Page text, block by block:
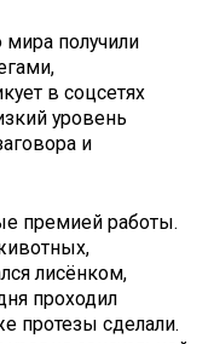
получили
в соцсетях
уровень
и
премией работы.
лисёнком,
проходил
протезы сделали.